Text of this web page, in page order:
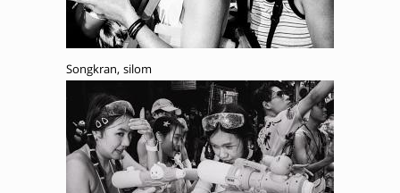
Songkran, silom